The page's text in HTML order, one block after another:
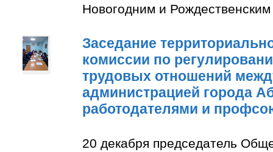
Новогодним и
Заседание
комиссии по
трудовых отношений
администрацией города
работодателями и
20 декабря председатель